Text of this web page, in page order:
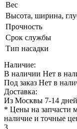
Вес
Высота, ширина,
Прочность
Срок службы
Тип насадки
Наличие:
В наличии Нет в
Под заказ Нет в
Доставка:
Из Москвы 7-14 дней
* Цены на запчасти
наличие и точные